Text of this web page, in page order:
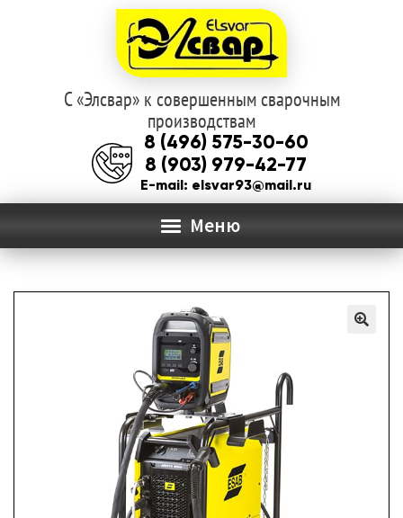
Перейти
к
навигации
Перейти
к
содержимому
С «Элсвар» к совершенным сварочным
производствам
8 (496) 575-30-60
8 (903) 979-42-77
E-mail: elsvar93@mail.ru
Меню
О КОМПАНИИ
КАТАЛОГ
УСЛУГИ
ПАРТНЕРЫ
НОВОСТИ